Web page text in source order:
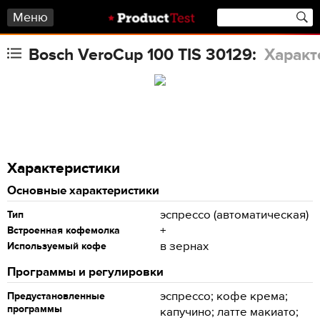
Меню
Bosch VeroCup 100 TIS 30129:
Характеристики
Основные характеристики
Тип эспрессо (автоматическая)
Встроенная кофемолка +
Используемый кофе
в зернах
Программы и регулировки
Предустановленные
программы
эспрессо; кофе крема;
капучино; латте макиато;